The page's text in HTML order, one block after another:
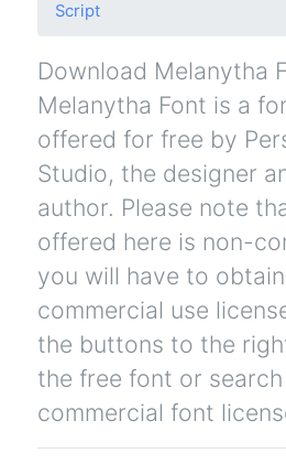
Script
Download Melanytha
Melanytha Font is a
offered for free by
Studio, the designer
author. Please note
offered here is non-
you will have to
commercial use
the buttons to the
the free font or
commercial font